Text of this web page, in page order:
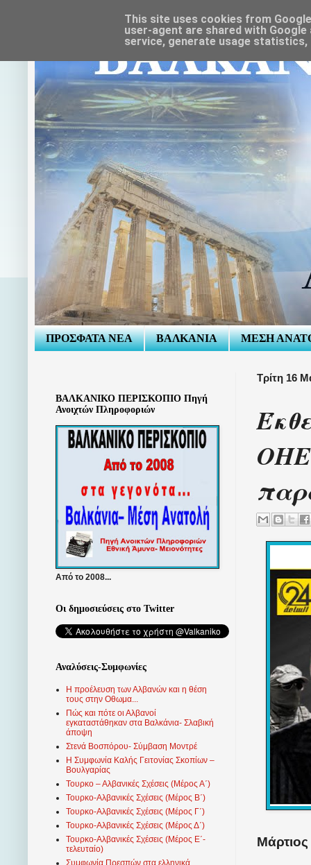
ΠΡΟΣΦΑΤΑ ΝΕΑ ΒΑΛΚΑΝΙΑ ΜΕΣΗ
Τρίτη 16
ΟΗΕ
ΒΑΛΚΑΝΙΚΟ ΠΕΡΙΣΚΟΠΙΟ Πηγή
Ανοιχτών Πληροφοριών
Από το 2008...
Οι δημοσιεύσεις στο Twitter
Αναλύσεις-Συμφωνίες
Η προέλευση των Αλβανών και η θέση
τους στην Οθωμα...
Πώς και πότε οι Αλβανοί
εγκαταστάθηκαν στα Βαλκάνια- Σλαβική
άποψη
Στενά Βοσπόρου- Σύμβαση Μοντρέ
Η Συμφωνία Καλής Γειτονίας Σκοπίων –
Βουλγαρίας
Τουρκο – Αλβανικές Σχέσεις (Mέρος Α΄)
Τουρκο-Αλβανικές Σχέσεις (Μέρος Β΄)
Τουρκο-Αλβανικές Σχέσεις (Μέρος Γ΄)
Τουρκο-Αλβανικές Σχέσεις (Μέρος Δ΄)
Τουρκο-Αλβανικές Σχέσεις (Μέρος Ε΄-
τελευταίο)
Συμφωνία Πρεσπών στα ελληνικά
This site uses cookies from
user-agent are shared with
service, generate usage statistics,